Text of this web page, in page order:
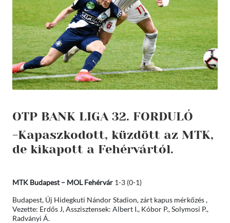
OTP BANK LIGA 32. FORDULÓ
-Kapaszkodott, küzdött az MTK,
de kikapott a Fehérvártól.
MTK Budapest – MOL Fehérvár1-3 (0-1)
Budapest, Új Hidegkuti Nándor Stadion, zárt kapus mérkőzés ,
Vezette: Erdős J, Asszisztensek: Albert I., Kóbor P., Solymosi P.,
Radványi Á.